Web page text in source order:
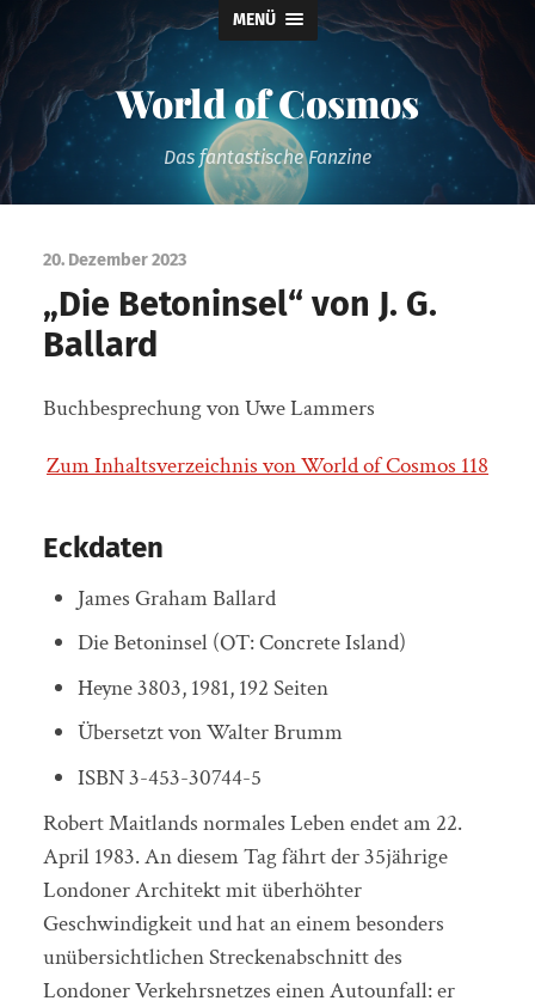
MENÜ
World of Cosmos
Das fantastische Fanzine
20. Dezember 2023
„Die Betoninsel“ von J. G.
Ballard
Buchbesprechung von Uwe Lammers
Zum Inhaltsverzeichnis von World of Cosmos 118
Eckdaten
James Graham Ballard
Die Betoninsel (OT: Concrete Island)
Heyne 3803, 1981, 192 Seiten
Übersetzt von Walter Brumm
ISBN 3-453-30744-5
Robert Maitlands normales Leben endet am 22.
April 1983. An diesem Tag fährt der 35jährige
Londoner Architekt mit überhöhter
Geschwindigkeit und hat an einem besonders
unübersichtlichen Streckenabschnitt des
Londoner Verkehrsnetzes einen Autounfall: er